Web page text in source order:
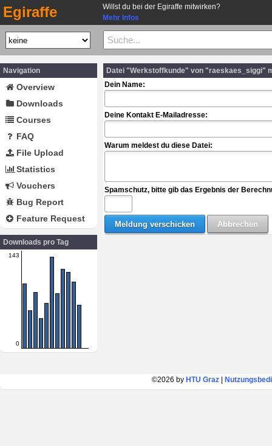
Egiraffe
Willst du bei der Egiraffe mitwirken?
Mehr Infos
Navigation
Overview
Downloads
Courses
FAQ
File Upload
Statistics
Vouchers
Bug Report
Feature Request
Downloads pro Tag
143
0
Datei "Werkstoffkunde" von "raeskaes_siggi"
Dein Name:
Deine Kontakt E-Mailadresse:
Warum meldest du diese Datei:
Spamschutz, bitte gib das Ergebnis der
©2026 by HTU Graz|